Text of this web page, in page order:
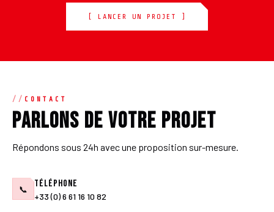
[ LANCER UN PROJET ]
CONTACT
Parlons de votre projet
Répondons sous 24h avec une proposition sur-mesure.
📞 Téléphone
+33 (0) 6 61 16 10 82